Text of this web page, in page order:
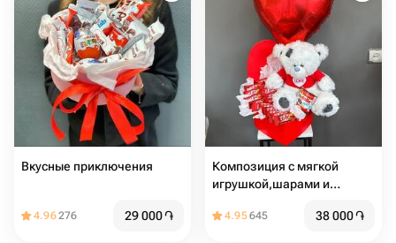
Вкусные приключения
4.96276 29 000֏
Композиция с мягкой
игрушкой,шарами и
4.95645 38 000֏